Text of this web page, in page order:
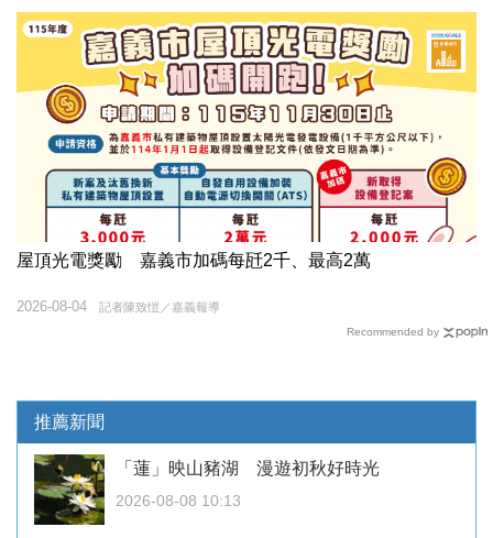
屋頂光電獎勵 嘉義市加碼每瓩2千、最高2萬
記者陳致愷／嘉義報導
2026-08-04
Recommended by
推薦新聞
「蓮」映山豬湖 漫遊初秋好時光
2026-08-08 10:13